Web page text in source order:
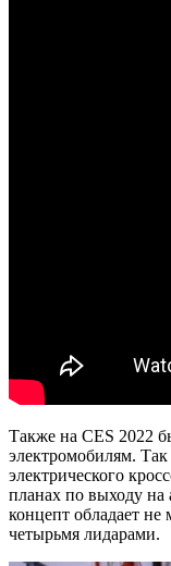
Также на CES 2022
электромобилям.
электрического
планах по выходу
концепт обладает
четырьмя лидарами.